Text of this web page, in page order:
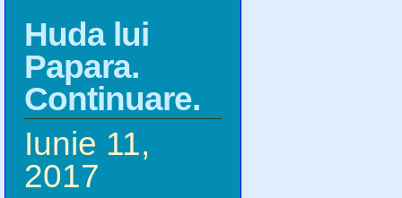
Huda lui
Papara.
Continuare.
Iunie 11,
2017